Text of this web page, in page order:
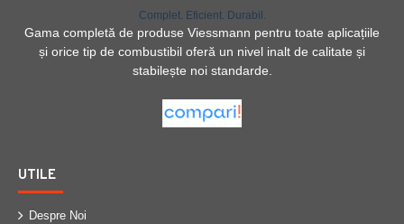
Complet. Eficient. Durabil.
Gama completă de produse Viessmann pentru toate aplicațiile
și orice tip de combustibil oferă un nivel inalt de calitate și
stabilește noi standarde.
UTILE
Despre Noi